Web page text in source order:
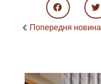
Попередня новина